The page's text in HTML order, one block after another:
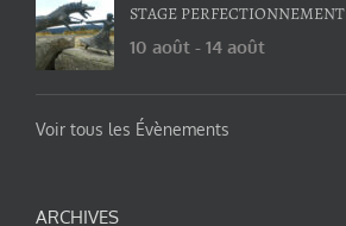
STAGE PERFECTIONNEMENT
10 août - 14 août
Voir tous les Évènements
ARCHIVES